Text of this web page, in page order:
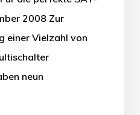
2008 Zur
einer Vielzahl von
neun